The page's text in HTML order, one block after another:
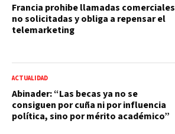
Francia prohibe llamadas comerciales
no solicitadas y obliga a repensar el
telemarketing
ACTUALIDAD
Abinader: “Las becas ya no se
consiguen por cuña ni por influencia
política, sino por mérito académico”